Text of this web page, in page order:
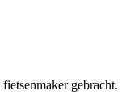
gebracht.